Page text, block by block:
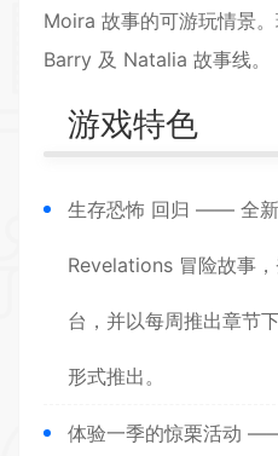
Moira 故事的可游玩情景
Barry 及 Natalia 故事线。
游戏特色
生存恐怖 回归 —— 全
Revelations 冒险故事
台，并以每周推出章节
形式推出。
体验一季的惊栗活动